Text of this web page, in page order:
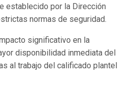
establecido por la Dirección
normas de seguridad.
significativo en la
disponibilidad inmediata del
al trabajo del calificado plantel